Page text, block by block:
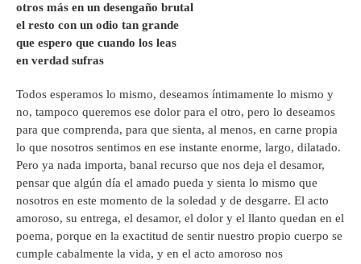
otros más en un desengaño brutal
el resto con un odio tan grande
que espero que cuando los leas
en verdad sufras
Todos esperamos lo mismo, deseamos íntimamente lo mismo y
no, tampoco queremos ese dolor para el otro, pero lo deseamos
para que comprenda, para que sienta, al menos, en carne propia
lo que nosotros sentimos en ese instante enorme, largo, dilatado.
Pero ya nada importa, banal recurso que nos deja el desamor,
pensar que algún día el amado pueda y sienta lo mismo que
nosotros en este momento de la soledad y de desgarre. El acto
amoroso, su entrega, el desamor, el dolor y el llanto quedan en el
poema, porque en la exactitud de sentir nuestro propio cuerpo se
cumple cabalmente la vida, y en el acto amoroso nos